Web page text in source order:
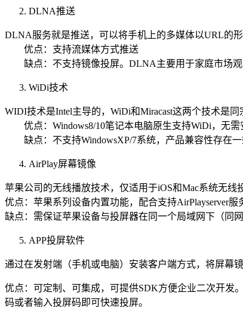
DLNA推送
DLNA服务就是推送，可以将手机上的多媒体以URL的
优点：支持流媒体方式推送
缺点：不支持镜像投屏。DLNA主要用于家庭市场观
WiDi技术
WIDI技术是Intel主导的，WiDi和Miracast这两个技术是
优点：Windows8/10笔记本电脑原生支持WiDi，无需
缺点：不支持WindowsXP/7系统，产品兼容性存在一
AirPlay屏幕镜像
苹果公司的无线播放技术，仅适用于iOS和Mac系统无线
优点：苹果系列设备内置功能，配合支持AirPlayserver
缺点：需保证苹果设备与投屏器在同一个局域网下（同
APP投屏软件
通过在发射端（手机或电脑）安装客户端方式，将屏幕
优点：可定制、可集成，可提供SDK方便企业二次开发
码或者输入投屏码即可快速投屏。